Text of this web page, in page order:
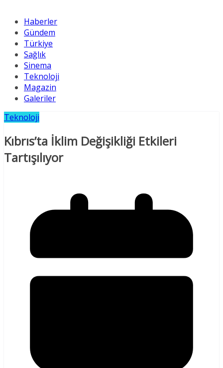
Haberler
Gündem
Türkiye
Sağlık
Sinema
Teknoloji
Magazin
Galeriler
Teknoloji
Kıbrıs’ta İklim Değişikliği Etkileri
Tartışılıyor